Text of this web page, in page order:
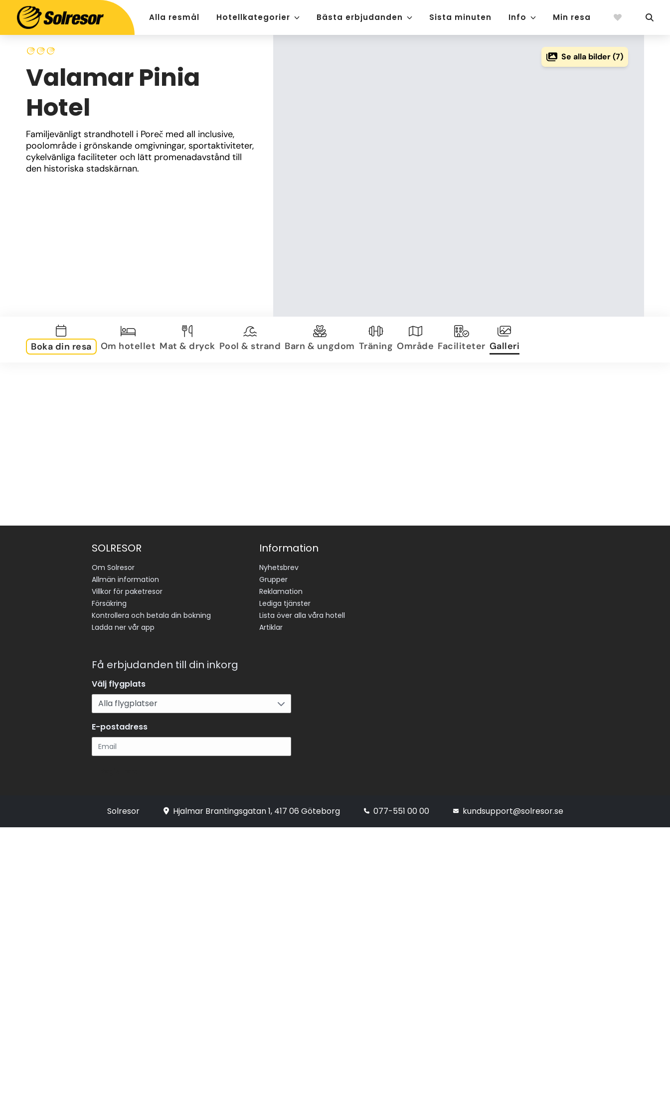
Alla resmål Hotellkategorier Bästa erbjudanden Sista minuten Info Min resa
Valamar Pinia
Hotel
Familjevänligt strandhotell i Poreč med all inclusive,
poolområde i grönskande omgivningar, sportaktiviteter,
cykelvänliga faciliteter och lätt promenadavstånd till
den historiska stadskärnan.
Se alla bilder (7)
Boka din resa Om hotellet Mat & dryck Pool & strand Barn & ungdom Träning Område Faciliteter Galleri
SOLRESOR
Om Solresor
Allmän information
Villkor för paketresor
Försäkring
Kontrollera och betala din bokning
Ladda ner vår app
Information
Nyhetsbrev
Grupper
Reklamation
Lediga tjänster
Lista över alla våra hotell
Artiklar
Få erbjudanden till din inkorg
Välj flygplats
E-postadress
Solresor Hjalmar Brantingsgatan 1, 417 06 Göteborg 077-551 00 00 kundsupport@solresor.se